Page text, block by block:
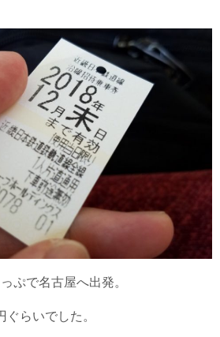
ぷで名古屋へ出発。
らいでした。